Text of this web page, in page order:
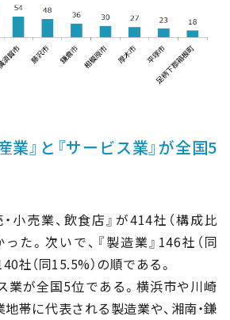
』と『サービス業』が全国5
小売業、飲食店』が414社（構成比
た。次いで、『製造業』146社（同
社（同15.5%）の順である。
業が全国5位である。横浜市や川崎
帯に代表される製造業や、湘南・鎌